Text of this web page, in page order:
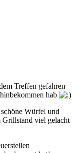
Treffen gefahren
hab
Würfel und
viel gelacht